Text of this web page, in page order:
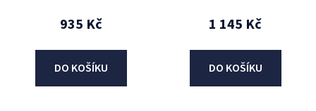
935 Kč
DO KOŠÍKU
1 145 Kč
DO KOŠÍKU